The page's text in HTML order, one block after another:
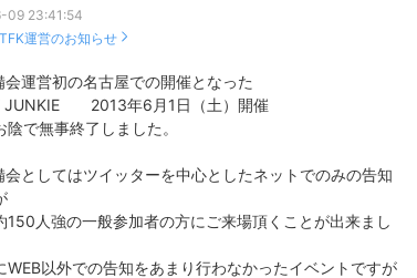
09 23:41:54
TFK運営のお知らせ
会運営初の名古屋での開催となった
JUNKIE 2013年6月1日（土）開催
陰で無事終了しました。
会としてはツイッターを中心としたネットでのみの告知
150人強の一般参加者の方にご来場頂くことが出来まし
WEB以外での告知をあまり行わなかったイベントですが